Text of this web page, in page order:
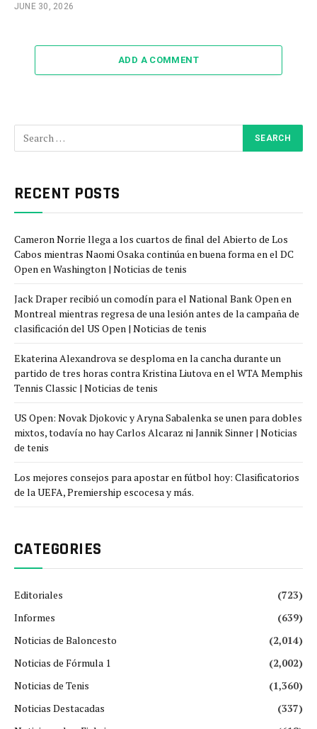
JUNE 30, 2026
ADD A COMMENT
RECENT POSTS
Cameron Norrie llega a los cuartos de final del Abierto de Los
Cabos mientras Naomi Osaka continúa en buena forma en el DC
Open en Washington | Noticias de tenis
Jack Draper recibió un comodín para el National Bank Open en
Montreal mientras regresa de una lesión antes de la campaña de
clasificación del US Open | Noticias de tenis
Ekaterina Alexandrova se desploma en la cancha durante un
partido de tres horas contra Kristina Liutova en el WTA Memphis
Tennis Classic | Noticias de tenis
US Open: Novak Djokovic y Aryna Sabalenka se unen para dobles
mixtos, todavía no hay Carlos Alcaraz ni Jannik Sinner | Noticias
de tenis
Los mejores consejos para apostar en fútbol hoy: Clasificatorios
de la UEFA, Premiership escocesa y más.
CATEGORIES
Editoriales
(723)
Informes
(639)
Noticias de Baloncesto
(2,014)
Noticias de Fórmula 1
(2,002)
Noticias de Tenis
(1,360)
Noticias Destacadas
(337)